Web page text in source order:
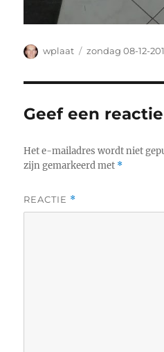
Auteur
wplaat
Geplaatst
zondag 08-12-
Geef een reactie
Het e-mailadres wordt niet
zijn gemarkeerd met *
REACTIE *